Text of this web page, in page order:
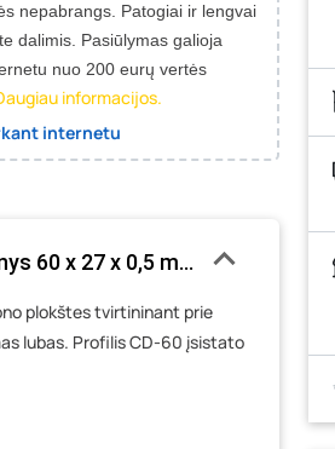
nepabrangs. Patogiai ir lengvai
dalimis. Pasiūlymas galioja
nuo 200 eurų vertės
informacijos.
internetu
60 x 27 x 0,5 mm, ilgis - 4 m
plokštes tvirtininant prie
lubas. Profilis CD-60 įsistato